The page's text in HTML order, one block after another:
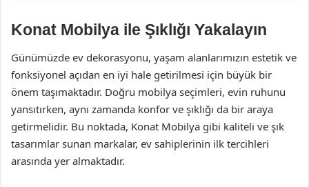
Konat Mobilya ile Şıklığı Yakalayın
Günümüzde ev dekorasyonu, yaşam alanlarımızın estetik ve
fonksiyonel açıdan en iyi hale getirilmesi için büyük bir
önem taşımaktadır. Doğru mobilya seçimleri, evin ruhunu
yansıtırken, aynı zamanda konfor ve şıklığı da bir araya
getirmelidir. Bu noktada, Konat Mobilya gibi kaliteli ve şık
tasarımlar sunan markalar, ev sahiplerinin ilk tercihleri
arasında yer almaktadır.